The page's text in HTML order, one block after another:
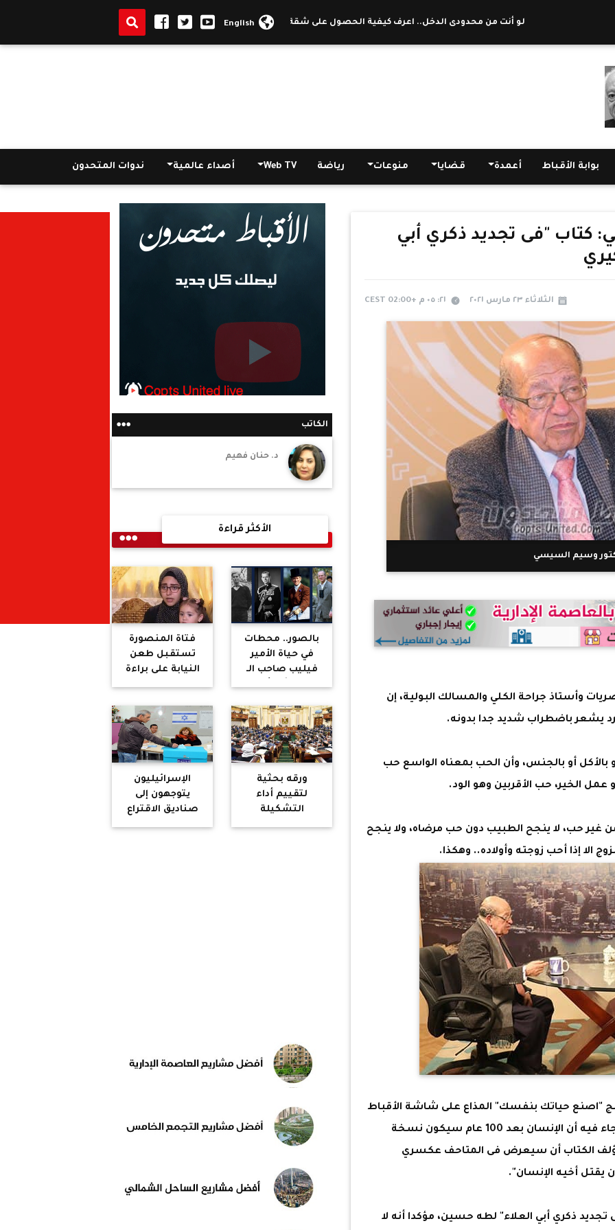
لو أنت من محدودى الدخل.. اعرف كيفية الحصول على شقة بالإسكان الاجتماعى | فتاة المنصورة تستقبل طعن النيابة على براءة English
بوابة الأقباط أعمدة قضايا منوعات رياضة Web TV أصداء عالمية ندوات المتحدون
"فى تجديد ذكري أبي
الثلاثاء ٢٣ مارس ٢٠٢١ ٢١: ٠٥ م +02:00 CEST
وسيم السيسي
وأستاذ جراحة الكلي والمسالك البولية، إن
يشعر باضطراب شديد جدا بدونه.
بالأكل أو بالجنس، وأن الحب بمعناه الواسع حب
عمل الخير، حب الأقربين وهو الود.
غير حب، لا ينجح الطبيب دون حب مرضاه، ولا ينجح
الا إذا أحب زوجته وأولاده.. وهكذا.
"اصنع حياتك بنفسك" المذاع على شاشة الأقباط
متحدون، إنه قرأ كتاب "الإنسان الإله" وجاء فيه أن الإنسان بعد 100 عام سيكون نسخة
الكتاب أن سيعرض فى المتاحف عكسري
يقتل أخيه الإنسان".
ذكري أبي العلاء" لطه حسين، مؤكدا أنه لا
الكاتب
د. حنان فهيم
الأكثر قراءة
بالصور.. محطات
في حياة الأمير
فيليب صاحب الـ
99 عامًا.. أمير
جنسيته للزواج
بالملكة إليزابيث..
واجه مآسي في
شبابه وتخطى الـ
70 سنة زواج
فتاة المنصورة
تستقبل طعن
النيابة على براءة
المتهم
بالزغاريد: «بنتي
مش بنت زنا»
ورقه بحثية
لتقييم أداء
التشكيلة
الإسرائيليون
يتوجهون إلى
صناديق الاقتراع